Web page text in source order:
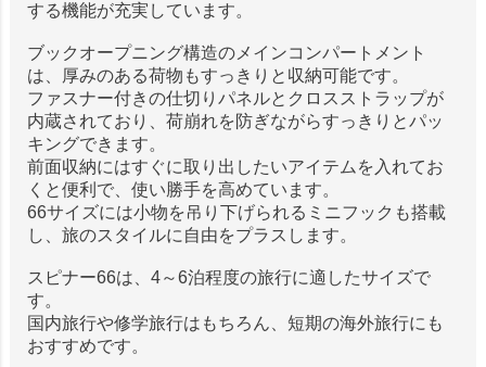
する機能が充実しています。
ブックオープニング構造のメインコンパートメント
は、厚みのある荷物もすっきりと収納可能です。
ファスナー付きの仕切りパネルとクロスストラップが
内蔵されており、荷崩れを防ぎながらすっきりとパッ
キングできます。
前面収納にはすぐに取り出したいアイテムを入れてお
くと便利で、使い勝手を高めています。
66サイズには小物を吊り下げられるミニフックも搭載
し、旅のスタイルに自由をプラスします。
スピナー66は、4～6泊程度の旅行に適したサイズで
す。
国内旅行や修学旅行はもちろん、短期の海外旅行にも
おすすめです。